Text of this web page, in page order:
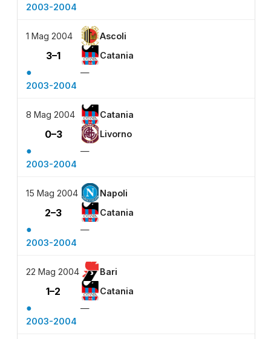
2003-2004
1 Mag 2004 Ascoli
3–1 Catania
●
—
2003-2004
8 Mag 2004 Catania
0–3 Livorno
●
—
2003-2004
15 Mag 2004 Napoli
2–3 Catania
●
—
2003-2004
22 Mag 2004 Bari
1–2 Catania
●
—
2003-2004